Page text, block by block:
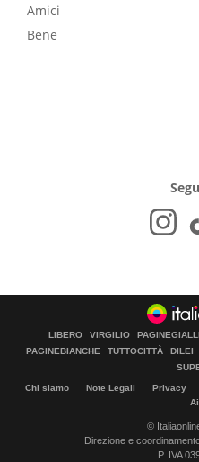
Amici
Bene
LIBERO VIRGILIO
PAGINEBIANCHE
TUTTOCITTÀ DILEI
Chi siamo Note Legali Privacy
©
Direzione e
P. IVA